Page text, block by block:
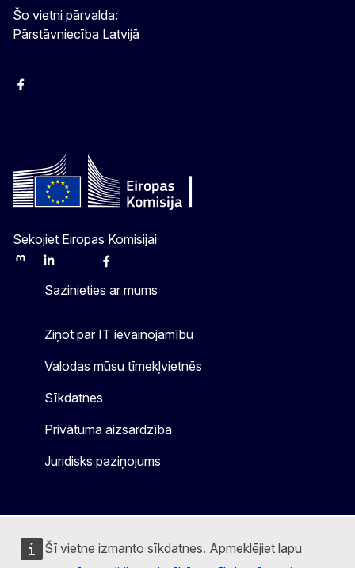
Šī vietne izmanto sīkdatnes. Apmeklējiet lapu
Šo vietni pārvalda:
Pārstāvniecība Latvijā
Facebook
Sekojiet Eiropas Komisijai
MastodonLinkedInBlueskyFacebook
Sazinieties ar mums
Ziņot par IT ievainojamību
Valodas mūsu tīmekļvietnēs
Sīkdatnes
Privātuma aizsardzība
Juridisks paziņojums